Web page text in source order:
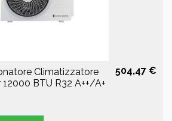
Climatizzatore
BTU R32 A++/A+
504,47 €